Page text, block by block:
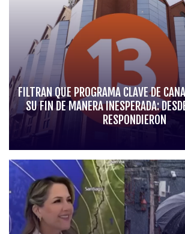
FILTRAN QUE PROGRAMA CLAVE DE
SU FIN DE MANERA INESPERADA:
RESPONDIERON